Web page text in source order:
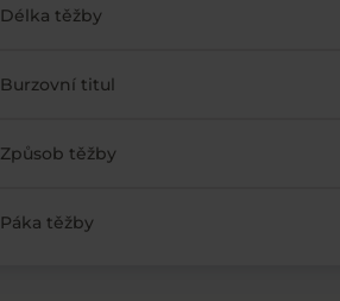
Délka těžby
Burzovní titul
Způsob těžby
Páka těžby